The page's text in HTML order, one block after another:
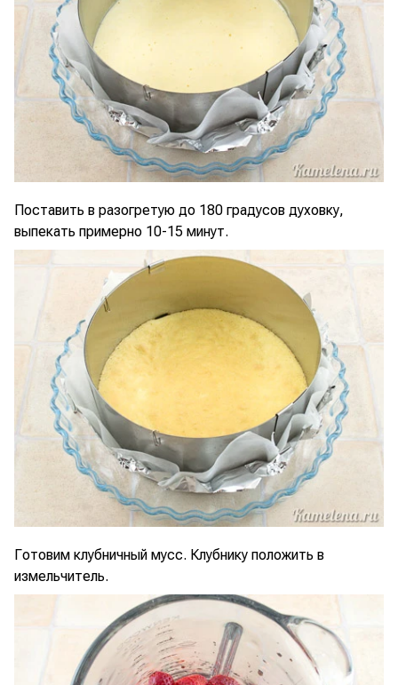
Поставить в разогретую до 180 градусов духовку,
выпекать примерно 10-15 минут.
Готовим клубничный мусс. Клубнику положить в
измельчитель.